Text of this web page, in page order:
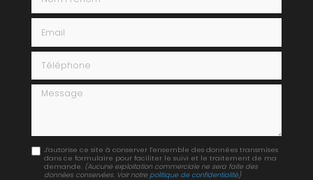
Message
J'autorise ce site à conserver l'ensemble des données transmises
dans ce formulaire pour faciliter le suivi et le traitement de ma
demande. (Aucune exploitation commerciale ne sera faite des
données conservées. Voir notre politique de confidentialité)